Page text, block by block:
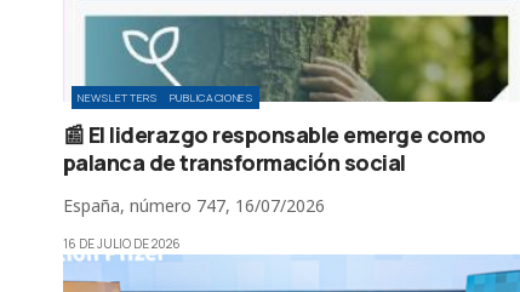
NEWSLETTERS PUBLICACIONES
📰 El liderazgo responsable emerge como
palanca de transformación social
España, número 747, 16/07/2026
16 DE JULIO DE 2026